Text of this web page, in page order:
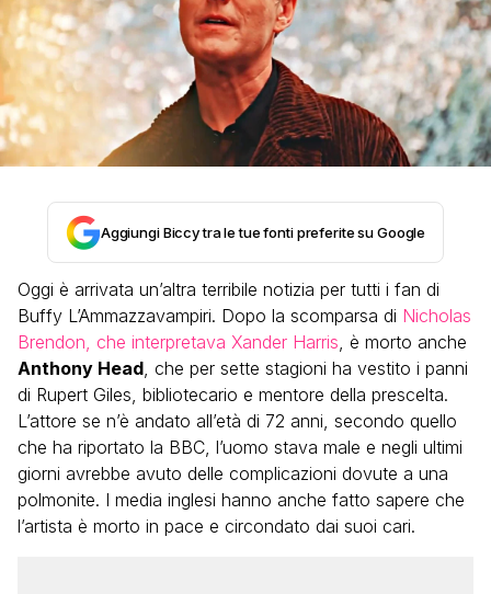
Aggiungi Biccy tra le tue fonti preferite su Google
Oggi è arrivata un’altra terribile notizia per tutti i fan di
Buffy L’Ammazzavampiri. Dopo la scomparsa di Nicholas
Brendon, che interpretava Xander Harris, è morto anche
Anthony Head, che per sette stagioni ha vestito i panni
di Rupert Giles, bibliotecario e mentore della prescelta.
L’attore se n’è andato all’età di 72 anni, secondo quello
che ha riportato la BBC, l’uomo stava male e negli ultimi
giorni avrebbe avuto delle complicazioni dovute a una
polmonite. I media inglesi hanno anche fatto sapere che
l’artista è morto in pace e circondato dai suoi cari.